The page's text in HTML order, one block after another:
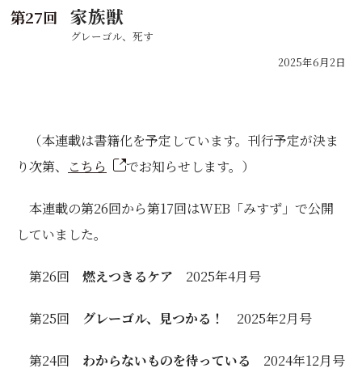
27 家族獣
グレーゴル、死す
2025年6月2日
（本連載は書籍化を予定しています。刊行予定が決ま
り次第、
こちら でお知らせします。）
本連載の第26回から第17回はWEB「みすず」で公開
していました。
第26回 燃えつきるケア 2025年4月号
第25回 グレーゴル、見つかる！ 2025年2月号
第24回 わからないものを待っている 2024年12月号